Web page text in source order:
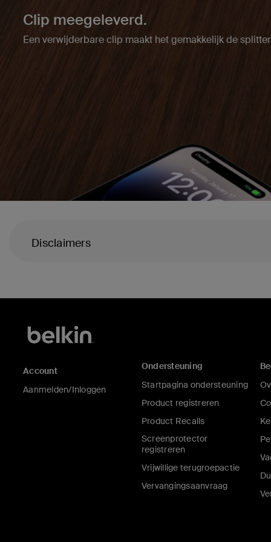
Clip meegeleverd.
Een verwijderbare clip maakt het gemakkelijk de
Disclaimers
Account
Aanmelden/Inloggen
Ondersteuning
Startpagina ondersteuning
Product registreren
Product Recalls
Screenprotector
registreren
Vrijwillige terugroepactie
Vervangingsaanvraag